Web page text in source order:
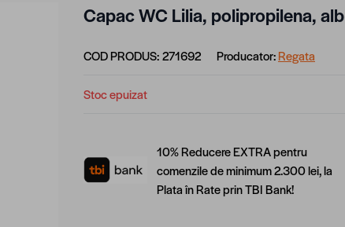
Capac WC Lilia, polipropilena, alb
COD PRODUS:271692 Producator:Regata
Stoc epuizat
10% Reducere EXTRA pentru
comenzile de minimum 2.300 lei, la
Plata în Rate prin TBI Bank!